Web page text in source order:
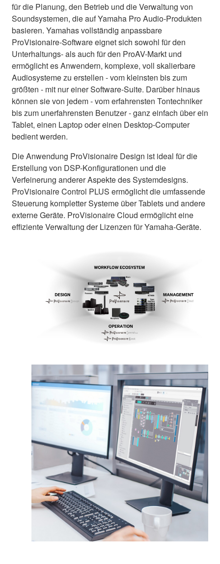
für die Planung, den Betrieb und die Verwaltung von
Soundsystemen, die auf Yamaha Pro Audio-Produkten
basieren. Yamahas vollständig anpassbare
ProVisionaire-Software eignet sich sowohl für den
Unterhaltungs- als auch für den ProAV-Markt und
ermöglicht es Anwendern, komplexe, voll skalierbare
Audiosysteme zu erstellen - vom kleinsten bis zum
größten - mit nur einer Software-Suite. Darüber hinaus
können sie von jedem - vom erfahrensten Tontechniker
bis zum unerfahrensten Benutzer - ganz einfach über ein
Tablet, einen Laptop oder einen Desktop-Computer
bedient werden.
Die Anwendung ProVisionaire Design ist ideal für die
Erstellung von DSP-Konfigurationen und die
Verfeinerung anderer Aspekte des Systemdesigns.
ProVisionaire Control PLUS ermöglicht die umfassende
Steuerung kompletter Systeme über Tablets und andere
externe Geräte. ProVisionaire Cloud ermöglicht eine
effiziente Verwaltung der Lizenzen für Yamaha-Geräte.